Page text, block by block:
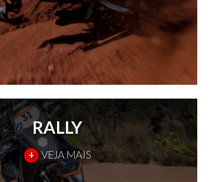
RALLY
+ VEJA MAIS